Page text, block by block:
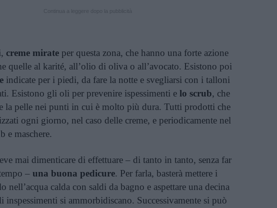
creme mirate per questa zona, che hanno una forte azione
quelle al karité, all’olio di oliva o all’avocato. Esistono poi
indicate per i piedi, da fare la notte e svegliarsi con i talloni
Esistono gli oli per prevenire ispessimenti e lo scrub, che
la pelle nei punti in cui è molto più dura. Tutti prodotti che
ogni giorno, nel caso delle creme, e periodicamente nel
e maschere.
mai dimenticare di effettuare – di tanto in tanto, senza far
– una buona pedicure. Per farla, basterà mettere i
nell’acqua calda con saldi da bagno e aspettare una decina
si ammorbidiscano. Successivamente si può